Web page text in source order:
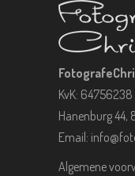
KvK: 64756238
Hanenburg 44,
Email:
Algemene